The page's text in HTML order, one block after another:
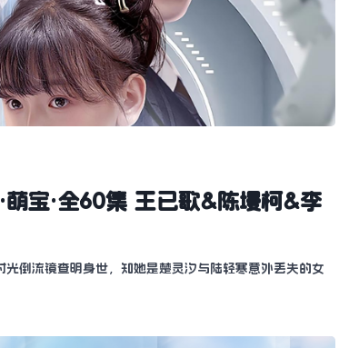
萌宝·全60集 王已歌&陈墁柯&李
倒流镜查明身世，知她是楚灵汐与陆轻寒意外丢失的女